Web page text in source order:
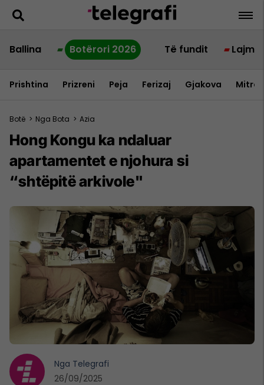
Ballina Botërori 2026 Të fundit Lajme
Prishtina Prizreni Peja Ferizaj Gjakova
Botë > Nga Bota > Azia
Hong Kongu ka ndaluar
apartamentet e njohura si
“shtëpitë arkivole"
Nga Telegrafi
26/09/2025